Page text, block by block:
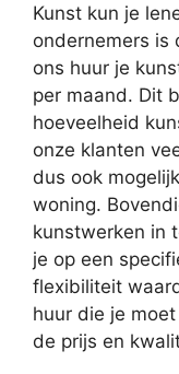
Kunst kun je
ondernemers is
ons huur je
per maand. Dit
hoeveelheid
onze klanten
dus ook
woning.
kunstwerken in
je op een
flexibiliteit
huur die je
de prijs en